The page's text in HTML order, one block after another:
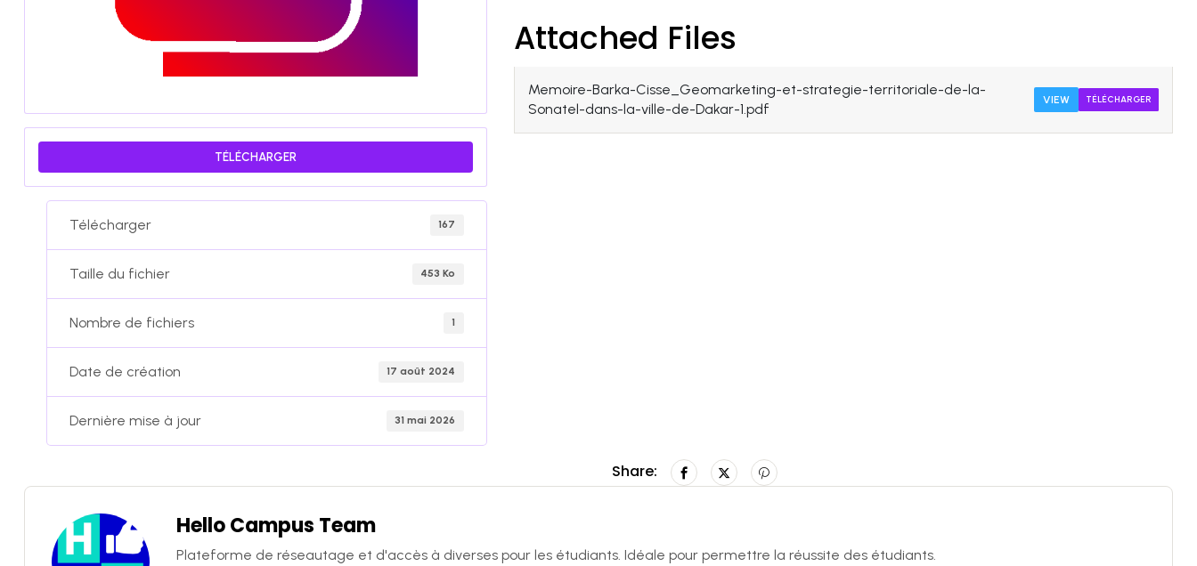
TÉLÉCHARGER
Télécharger 167
Taille du fichier 453 Ko
Nombre de fichiers 1
Date de création 17 août 2024
Dernière mise à jour 31 mai 2026
Attached Files
Memoire-Barka-Cisse_Geomarketing-et-strategie-territoriale-de-la-
Sonatel-dans-la-ville-de-Dakar-1.pdf
VIEW TÉLÉCHARGER
Share:
Hello Campus Team
Plateforme de réseautage et d'accès à diverses pour les étudiants. Idéale pour permettre la réussite des étudiants.